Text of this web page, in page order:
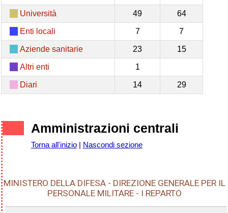
Università 49 64
Enti locali 7 7
Aziende sanitarie 23 15
Altri enti 1
Diari 14 29
Amministrazioni centrali
Torna all'inizio| Nascondi sezione
MINISTERO DELLA DIFESA - DIREZIONE GENERALE PER IL
PERSONALE MILITARE - I REPARTO